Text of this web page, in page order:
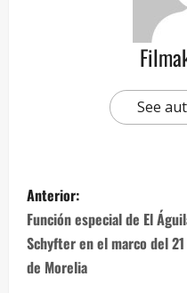
See
Anterior:
Función especial de El
Schyfter en el marco del
de Morelia